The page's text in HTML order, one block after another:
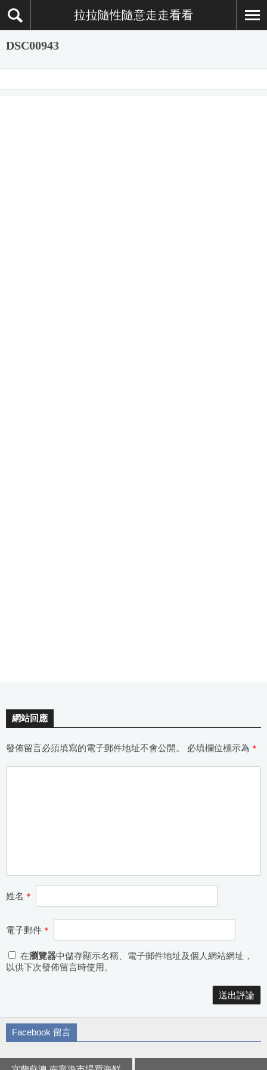
拉拉隨性隨意走走看看
DSC00943
網站回應
發佈留言必須填寫的電子郵件地址不會公開。 必填欄位標示為 *
姓名 *
電子郵件 *
在瀏覽器中儲存顯示名稱、電子郵件地址及個人網站網址，
以供下次發佈留言時使用。
Facebook 留言